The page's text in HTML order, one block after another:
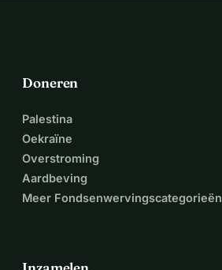
Doneren
Palestina
Oekraïne
Overstroming
Aardbeving
Meer Fondsenwervingscategorieën